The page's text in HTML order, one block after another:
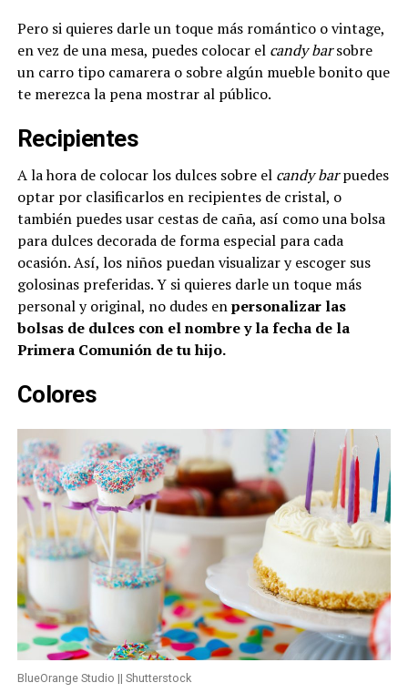
Pero si quieres darle un toque más romántico o vintage,
en vez de una mesa, puedes colocar el candy barsobre
un carro tipo camarera o sobre algún mueble bonito que
te merezca la pena mostrar al público.
Recipientes
A la hora de colocar los dulces sobre el candy barpuedes
optar por clasificarlos en recipientes de cristal, o
también puedes usar cestas de caña, así como una bolsa
para dulces decorada de forma especial para cada
ocasión. Así, los niños puedan visualizar y escoger sus
golosinas preferidas. Y si quieres darle un toque más
personal y original, no dudes enpersonalizar las
bolsas de dulces con el nombre y la fecha de la
Primera Comunión de tu hijo.
Colores
BlueOrange Studio || Shutterstock